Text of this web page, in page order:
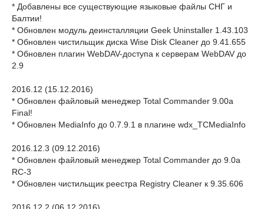
* Добавлены все существующие языковые файлы СНГ и
Балтии!
* Обновлен модуль деинсталляции Geek Uninstaller 1.43.103
* Обновлен чистильщик диска Wise Disk Cleaner до 9.41.655
* Обновлен плагин WebDAV-доступа к серверам WebDAV до
2.9
2016.12 (15.12.2016)
* Обновлен файловый менеджер Total Commander 9.00a
Final!
* Обновлен MediaInfo до 0.7.9.1 в плагине wdx_TCMediaInfo
2016.12.3 (09.12.2016)
* Обновлен файловый менеджер Total Commander до 9.0a
RC-3
* Обновлен чистильщик реестра Registry Cleaner к 9.35.606